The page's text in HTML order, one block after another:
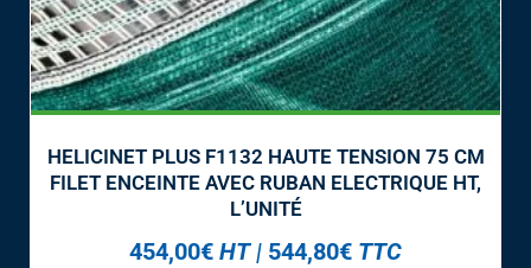
HELICINET PLUS F1132 HAUTE TENSION 75 CM
FILET ENCEINTE AVEC RUBAN ELECTRIQUE HT,
L’UNITÉ
454,00€ HT | 544,80€ TTC